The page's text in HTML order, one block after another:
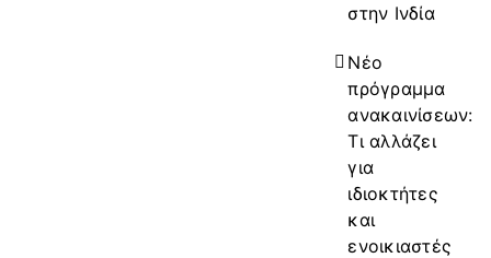
στην Ινδία
Νέο
πρόγραμμα
ανακαινίσεων:
Τι αλλάζει
για
ιδιοκτήτες
και
ενοικιαστές